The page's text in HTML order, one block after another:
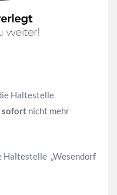
Haltestelle
sofort nicht mehr
Haltestelle „Wesendorf